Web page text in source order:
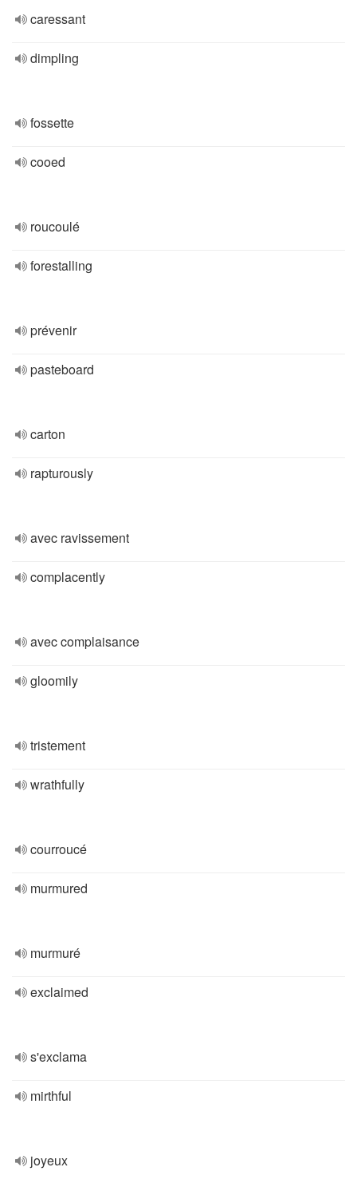
caressant
dimpling
fossette
cooed
roucoulé
forestalling
prévenir
pasteboard
carton
rapturously
avec ravissement
complacently
avec complaisance
gloomily
tristement
wrathfully
courroucé
murmured
murmuré
exclaimed
s'exclama
mirthful
joyeux